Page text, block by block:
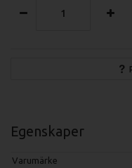
Egenskaper
Varumärke